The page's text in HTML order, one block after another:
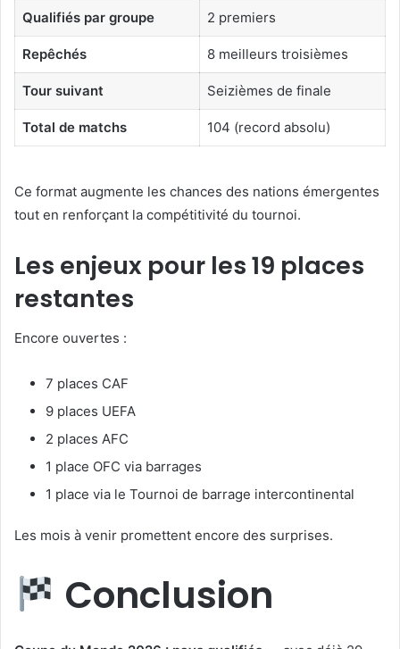
Qualifiés par groupe 2 premiers
Repêchés 8 meilleurs troisièmes
Tour suivant Seizièmes de finale
Total de matchs 104 (record absolu)
Ce format augmente les chances des nations émergentes
tout en renforçant la compétitivité du tournoi.
Les enjeux pour les 19 places
restantes
Encore ouvertes :
7 places CAF
9 places UEFA
2 places AFC
1 place OFC via barrages
1 place via le Tournoi de barrage intercontinental
Les mois à venir promettent encore des surprises.
Conclusion